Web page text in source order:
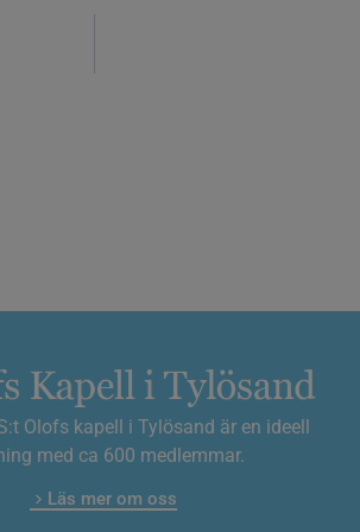
Olofs kapell i Tylösand är en ideell
med ca 600 medlemmar.
Läs mer om oss